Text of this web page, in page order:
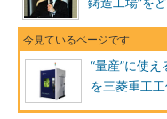
“量産”に使
を三菱重工